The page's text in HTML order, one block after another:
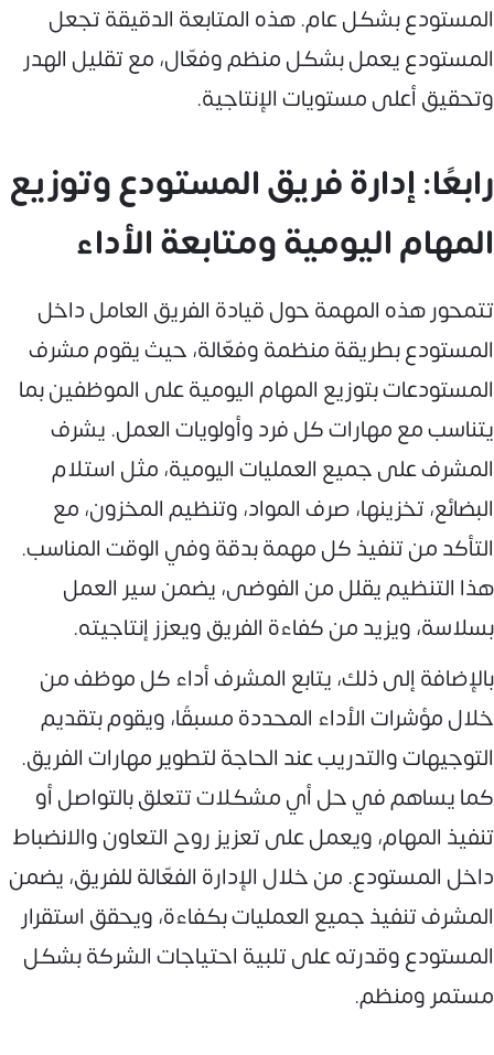
المستودع بشكل عام. هذه المتابعة الدقيقة تجعل
المستودع يعمل بشكل منظم وفعّال، مع تقليل الهدر
وتحقيق أعلى مستويات الإنتاجية.
رابعًا: إدارة فريق المستودع وتوزيع
المهام اليومية ومتابعة الأداء
تتمحور هذه المهمة حول قيادة الفريق العامل داخل
المستودع بطريقة منظمة وفعّالة، حيث يقوم مشرف
المستودعات بتوزيع المهام اليومية على الموظفين بما
يتناسب مع مهارات كل فرد وأولويات العمل. يشرف
المشرف على جميع العمليات اليومية، مثل استلام
البضائع، تخزينها، صرف المواد، وتنظيم المخزون، مع
التأكد من تنفيذ كل مهمة بدقة وفي الوقت المناسب.
هذا التنظيم يقلل من الفوضى، يضمن سير العمل
بسلاسة، ويزيد من كفاءة الفريق ويعزز إنتاجيته.
بالإضافة إلى ذلك، يتابع المشرف أداء كل موظف من
خلال مؤشرات الأداء المحددة مسبقًا، ويقوم بتقديم
التوجيهات والتدريب عند الحاجة لتطوير مهارات الفريق.
كما يساهم في حل أي مشكلات تتعلق بالتواصل أو
تنفيذ المهام، ويعمل على تعزيز روح التعاون والانضباط
داخل المستودع. من خلال الإدارة الفعّالة للفريق، يضمن
المشرف تنفيذ جميع العمليات بكفاءة، ويحقق استقرار
المستودع وقدرته على تلبية احتياجات الشركة بشكل
مستمر ومنظم.